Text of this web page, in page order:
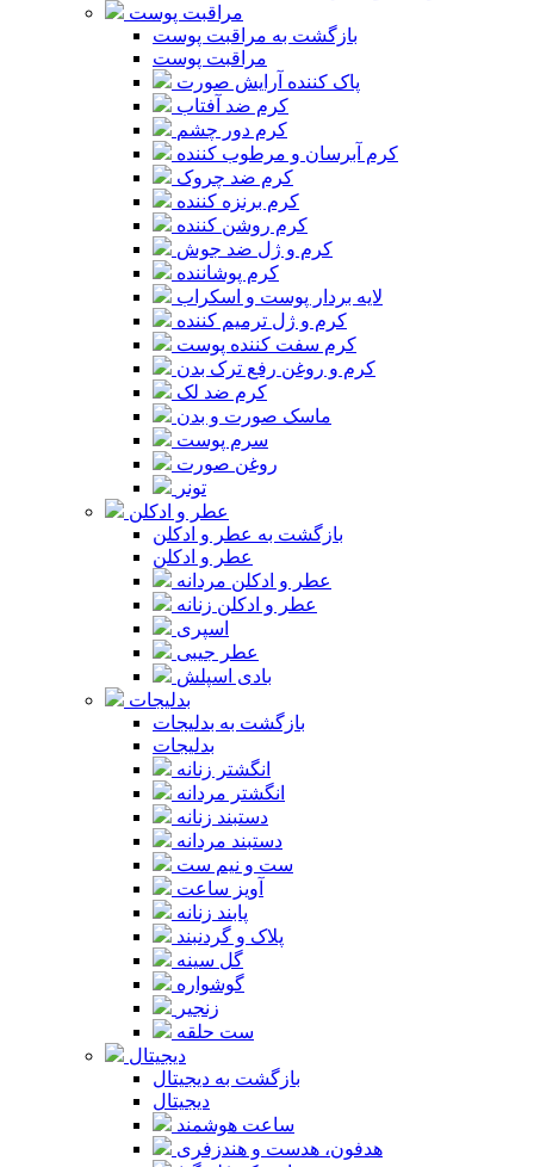
مراقبت پوست
بازگشت به مراقبت پوست
مراقبت پوست
پاک کننده آرایش صورت
کرم ضد آفتاب
کرم دور چشم
کرم آبرسان و مرطوب کننده
کرم ضد چروک
کرم برنزه کننده
کرم روشن کننده
کرم و ژل ضد جوش
کرم پوشاننده
لایه بردار پوست و اسکراب
کرم و ژل ترمیم کننده
کرم سفت کننده پوست
کرم و روغن رفع ترک بدن
کرم ضد لک
ماسک صورت و بدن
سرم پوست
روغن صورت
تونر
عطر و ادکلن
بازگشت به عطر و ادکلن
عطر و ادکلن
عطر و ادکلن مردانه
عطر و ادکلن زنانه
اسپری
عطر جیبی
بادی اسپلش
بدلیجات
بازگشت به بدلیجات
بدلیجات
انگشتر زنانه
انگشتر مردانه
دستبند زنانه
دستبند مردانه
ست و نیم ست
آویز ساعت
پابند زنانه
پلاک و گردنبند
گل سینه
گوشواره
زنجیر
ست حلقه
دیجیتال
بازگشت به دیجیتال
دیجیتال
ساعت هوشمند
هدفون، هدست و هندزفری